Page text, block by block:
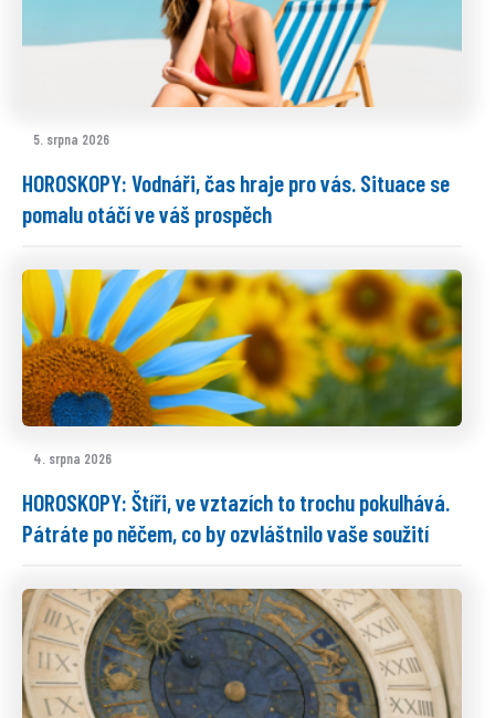
5. srpna 2026
HOROSKOPY: Vodnáři, čas hraje pro vás. Situace se
pomalu otáčí ve váš prospěch
4. srpna 2026
HOROSKOPY: Štíři, ve vztazích to trochu pokulhává.
Pátráte po něčem, co by ozvláštnilo vaše soužití